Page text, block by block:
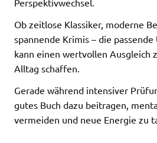
Perspektivwechsel.
Ob zeitlose Klassiker, moderne
spannende Krimis – die
kann einen wertvollen Ausgleich
Alltag schaffen.
Gerade während intensiver
gutes Buch dazu beitragen,
vermeiden und neue Energie zu